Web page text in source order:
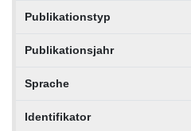
Publikationstyp
Publikationsjahr
Sprache
Identifikator